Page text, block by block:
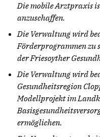
Die mobile Arztpraxis
anzuschaffen.
Die Verwaltung wird
Förderprogrammen zu
der Friesoyther
Die Verwaltung wird
Gesundheitsregion
Modellprojekt im
ermöglichen.